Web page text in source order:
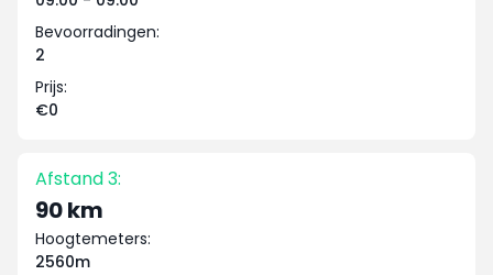
Bevoorradingen:
2
Prijs:
€0
Afstand 3:
90 km
Hoogtemeters:
2560m